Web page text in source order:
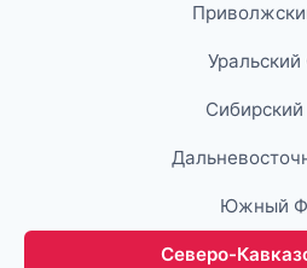
Южный
Северо-